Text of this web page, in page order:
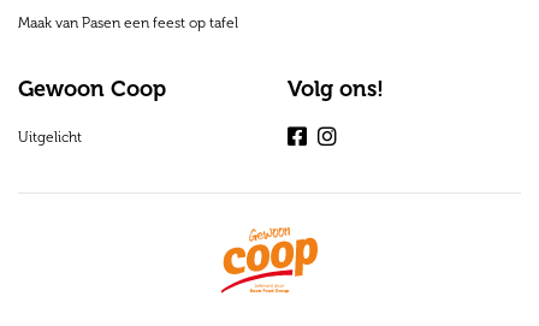
Maak van Pasen een feest op tafel
Gewoon Coop
Uitgelicht
Volg ons!
Facebook